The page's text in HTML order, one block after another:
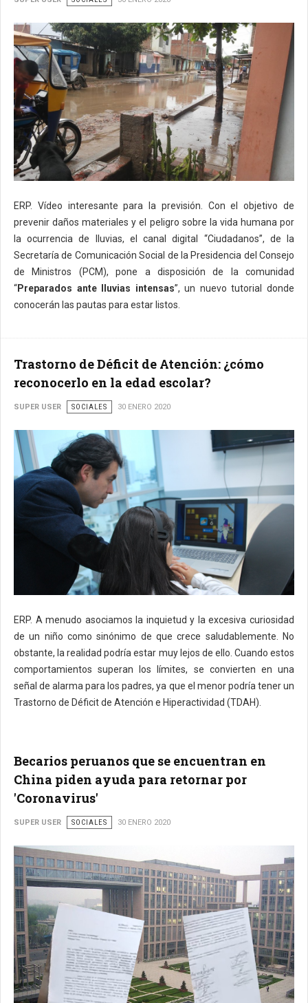
ERP. Vídeo interesante para la previsión. Con el objetivo de
prevenir daños materiales y el peligro sobre la vida humana por
la ocurrencia de lluvias, el canal digital “Ciudadanos”, de la
Secretaría de Comunicación Social de la Presidencia del Consejo
de Ministros (PCM), pone a disposición de la comunidad
“Preparados ante lluvias intensas”, un nuevo tutorial donde
conocerán las pautas para estar listos.
Trastorno de Déficit de Atención: ¿cómo
reconocerlo en la edad escolar?
SUPER USER SOCIALES 30 ENERO 2020
ERP. A menudo asociamos la inquietud y la excesiva curiosidad
de un niño como sinónimo de que crece saludablemente. No
obstante, la realidad podría estar muy lejos de ello. Cuando estos
comportamientos superan los límites, se convierten en una
señal de alarma para los padres, ya que el menor podría tener un
Trastorno de Déficit de Atención e Hiperactividad (TDAH).
Becarios peruanos que se encuentran en
China piden ayuda para retornar por
'Coronavirus'
SUPER USER SOCIALES 30 ENERO 2020